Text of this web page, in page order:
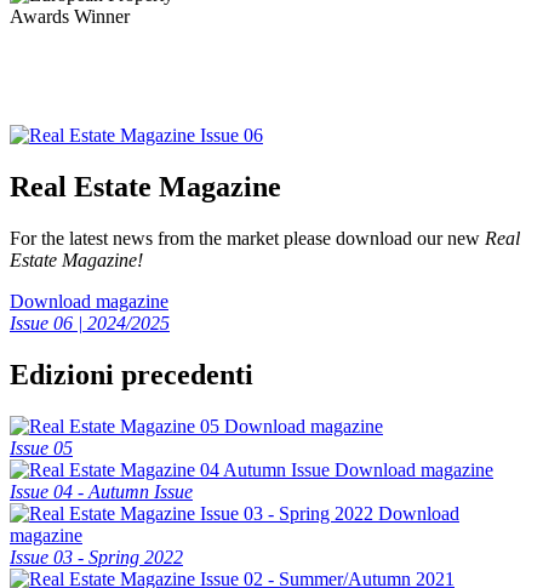
Real Estate Magazine
For the latest news from the market please download our new Real
Estate Magazine!
Download magazine
Issue 06 | 2024/2025
Edizioni precedenti
Download magazine
Issue 05
Download magazine
Issue 04 - Autumn Issue
Download
magazine
Issue 03 - Spring 2022